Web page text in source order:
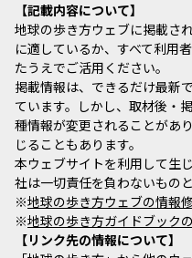
記載内容について
地球の歩き方ウェブに掲載さ
に適しているか、すべて利用
たうえでご活用ください。
掲載情報は、できるだけ最新
ています。しかし、取材後・
種情報が変更されることがあ
じることもあります。
本ウェブサイトを利用して生
社は一切責任を負わないものと
※地球の歩き方ウェブの情報
※地球の歩き方ガイドブック
リンク先の情報について